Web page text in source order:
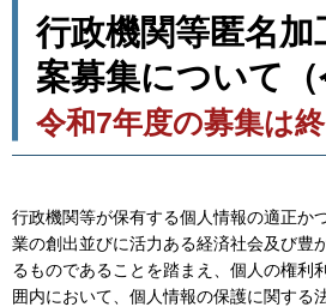
行政機関等匿名加
案募集について（
令和7年度の募集は
行政機関等が保有する個人情報の適正か
業の創出並びに活力ある経済社会及び豊
るものであることを踏まえ、個人の権利
囲内において、個人情報の保護に関する